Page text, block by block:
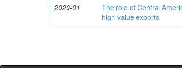
2020-01
The role of Central
high-value exports